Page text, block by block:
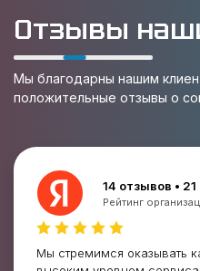
Отзывы
Мы благодарны нашим
положительные отзывы о
14 отзывов •
Рейтинг
Мы стремимся оказывать